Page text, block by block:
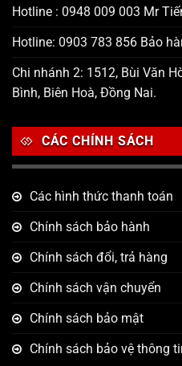
Hotline : 0948 009 003 Mr
Hotline: 0903 783 856 Bảo
Chi nhánh 2: 1512, Bùi Văn
Bình, Biên Hoà, Đồng Nai.
CÁC CHÍNH SÁCH
Các hình thức thanh toán
Chính sách bảo hành
Chính sách đổi, trả hàng
Chính sách vận chuyển
Chính sách bảo mật
Chính sách bảo vệ thông